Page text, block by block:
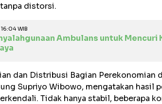
distorsi.
WIB
Ambulans untuk Mencuri
dan Distribusi Bagian Perekonomian
Supriyo Wibowo, mengatakan hasil
Tidak hanya stabil, beberapa